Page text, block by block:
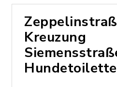
Kreuzung
Hundetoilette